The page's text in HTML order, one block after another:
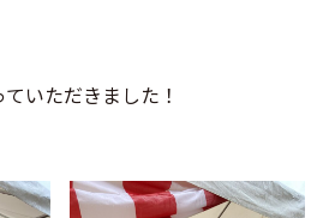
いただきました！